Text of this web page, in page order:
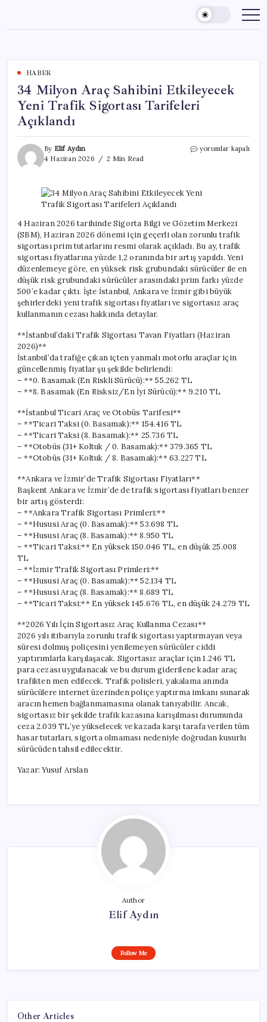
content
HABER
34 Milyon Araç Sahibini Etkileyecek
Yeni Trafik Sigortası Tarifeleri
Açıklandı
By Elif Aydın
4 Haziran 2026
2 Min Read
34
Etkileyecek
Yeni
Sigortası
Tarifeleri
Açıklandı
için
yorumlar kapalı
4 Haziran 2026 tarihinde Sigorta Bilgi ve Gözetim Merkezi
(SBM), Haziran 2026 dönemi için geçerli olan zorunlu trafik
sigortası prim tutarlarını resmi olarak açıkladı. Bu ay, trafik
sigortası fiyatlarına yüzde 1,2 oranında bir artış yapıldı. Yeni
düzenlemeye göre, en yüksek risk grubundaki sürücüler ile en
düşük risk grubundaki sürücüler arasındaki prim farkı yüzde
500’e kadar çıktı. İşte İstanbul, Ankara ve İzmir gibi büyük
şehirlerdeki yeni trafik sigortası fiyatları ve sigortasız araç
kullanmanın cezası hakkında detaylar.
**İstanbul’daki Trafik Sigortası Tavan Fiyatları (Haziran
2026)**
İstanbul’da trafiğe çıkan içten yanmalı motorlu araçlar için
güncellenmiş fiyatlar şu şekilde belirlendi:
– **0. Basamak (En Riskli Sürücü):** 55.262 TL
– **8. Basamak (En Risksiz/En İyi Sürücü):** 9.210 TL
**İstanbul Ticari Araç ve Otobüs Tarifesi**
– **Ticari Taksi (0. Basamak):** 154.416 TL
– **Ticari Taksi (8. Basamak):** 25.736 TL
– **Otobüs (31+ Koltuk / 0. Basamak):** 379.365 TL
– **Otobüs (31+ Koltuk / 8. Basamak):** 63.227 TL
**Ankara ve İzmir’de Trafik Sigortası Fiyatları**
Başkent Ankara ve İzmir’de de trafik sigortası fiyatları benzer
bir artış gösterdi:
– **Ankara Trafik Sigortası Primleri:**
– **Hususi Araç (0. Basamak):** 53.698 TL
– **Hususi Araç (8. Basamak):** 8.950 TL
– **Ticari Taksi:** En yüksek 150.046 TL, en düşük 25.008
TL
– **İzmir Trafik Sigortası Primleri:**
– **Hususi Araç (0. Basamak):** 52.134 TL
– **Hususi Araç (8. Basamak):** 8.689 TL
– **Ticari Taksi:** En yüksek 145.676 TL, en düşük 24.279 TL
**2026 Yılı İçin Sigortasız Araç Kullanma Cezası**
2026 yılı itibarıyla zorunlu trafik sigortası yaptırmayan veya
süresi dolmuş poliçesini yenilemeyen sürücüler ciddi
yaptırımlarla karşılaşacak. Sigortasız araçlar için 1.246 TL
para cezası uygulanacak ve bu durum giderilene kadar araç
trafikten men edilecek. Trafik polisleri, yakalama anında
sürücülere internet üzerinden poliçe yaptırma imkanı sunarak
aracın hemen bağlanmamasına olanak tanıyabilir. Ancak,
sigortasız bir şekilde trafik kazasına karışılması durumunda
ceza 2.039 TL’ye yükselecek ve kazada karşı tarafa verilen tüm
hasar tutarları, sigorta olmaması nedeniyle doğrudan kusurlu
sürücüden tahsil edilecektir.
Yazar: Yusuf Arslan
Author
Elif Aydın
Follow Me
Other Articles